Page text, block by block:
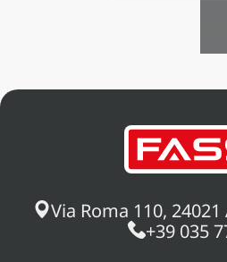
Via Roma 110, 24021
+39 035